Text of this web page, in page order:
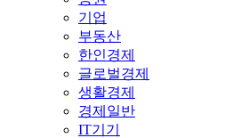
기업
부동산
한인경제
글로벌경제
생활경제
경제일반
IT기기